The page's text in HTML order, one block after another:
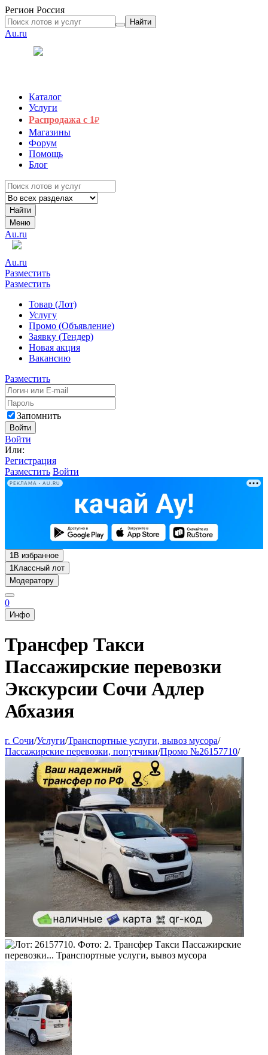
Регион Россия
Найти
Au.ru
Каталог
Услуги
Распродажа с 1₽
Магазины
Форум
Помощь
Блог
Найти
Меню
Au.ru
Au.ru
Разместить
Разместить
Товар (Лот)
Услугу
Промо (Объявление)
Заявку (Тендер)
Новая акция
Вакансию
Разместить
Запомнить
Войти
Войти
Или:
Регистрация
Разместить Войти
РЕКЛАМА • AU.RU
1В избранное
1Классный лот
Модератору
0
Инфо
Трансфер Такси
Пассажирские перевозки
Экскурсии Сочи Адлер
Абхазия
г. Сочи/Услуги/Транспортные услуги, вывоз мусора/
Пассажирские перевозки, попутчики/Промо №26157710/